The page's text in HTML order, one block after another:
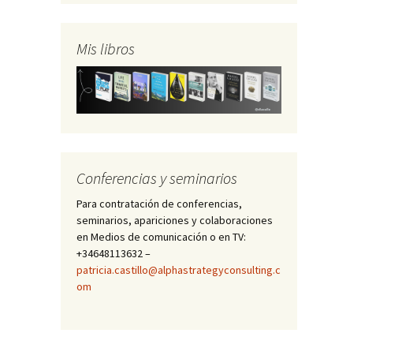
Mis libros
Conferencias y seminarios
Para contratación de conferencias,
seminarios, apariciones y colaboraciones
en Medios de comunicación o en TV:
+34648113632 –
patricia.castillo@alphastrategyconsulting.c
om